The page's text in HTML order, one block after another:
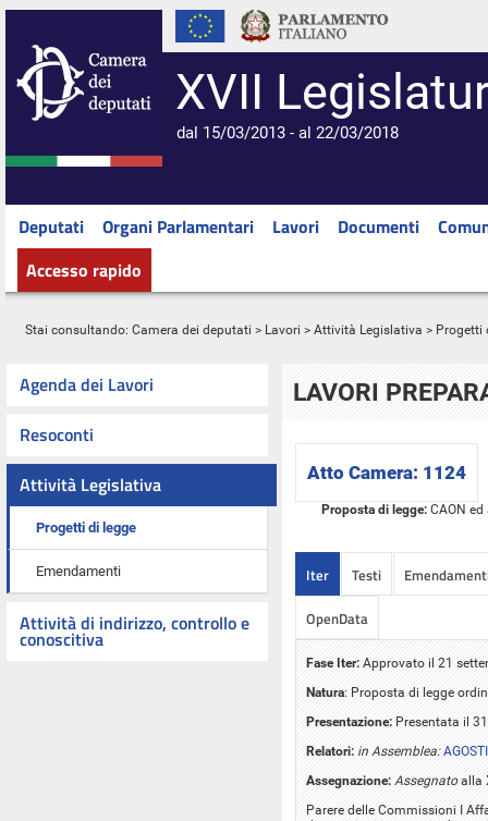
XVII
dal 15/03/2013 - al 22/03/2018
Deputati Organi Parlamentari Lavori Documenti
Accesso rapido
Stai consultando: Camera dei deputati > Lavori > Attività Legislativa > Progetti
Agenda dei Lavori
Resoconti
Attività Legislativa
Progetti di legge
Emendamenti
Attività di indirizzo, controllo e
conoscitiva
LAVORI
Atto Camera: 1124
Proposta di legge: CAON
Iter Testi
OpenData
Fase Iter: Approvato il 21
Natura: Proposta di legge
Presentazione: Presentata il
Relatori: in Assemblea:
Assegnazione: Assegnatoalla
Parere delle Commissioni I